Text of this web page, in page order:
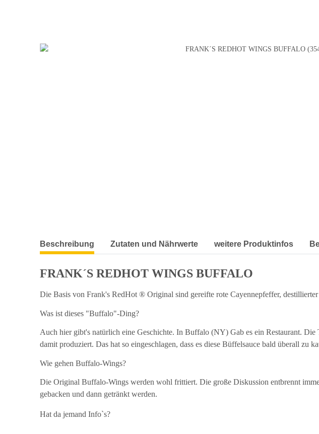
weitere Registerkarten anzeigen
Beschreibung Zutaten und Nährwerte weitere Produktinfos
FRANK´S REDHOT WINGS BUFFALO
Die Basis von Frank's RedHot ® Original sind gereifte rote Cayennepfeffer,
Was ist dieses "Buffalo"-Ding?
Auch hier gibt's natürlich eine Geschichte. In Buffalo (NY) Gab es ein Restaurant.
damit produziert. Das hat so eingeschlagen, dass es diese Büffelsauce bald überall zu
Wie gehen Buffalo-Wings?
Die Original Buffalo-Wings werden wohl frittiert. Die große Diskussion entbrennt
gebacken und dann getränkt werden.
Hat da jemand Info`s?